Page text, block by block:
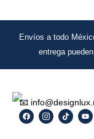
Envíos a todo
entrega
📧
F
a
I
c
T
i
Y
o